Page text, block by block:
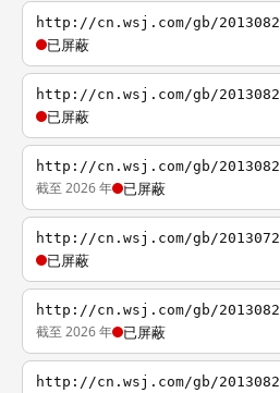
http://cn.wsj.com/gb/
已屏蔽
http://cn.wsj.com/gb/
已屏蔽
http://cn.wsj.com/gb/
截至 2026 年 已屏蔽
http://cn.wsj.com/gb/
已屏蔽
http://cn.wsj.com/gb/
截至 2026 年 已屏蔽
http://cn.wsj.com/gb/